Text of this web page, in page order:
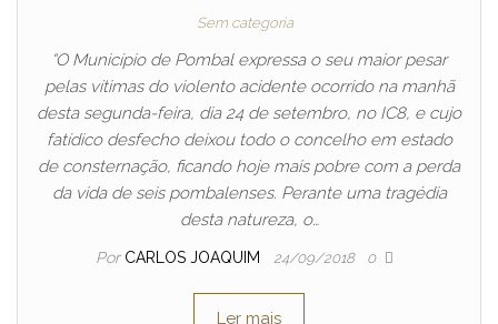
Sem categoria
“O Município de Pombal expressa o seu maior pesar
pelas vítimas do violento acidente ocorrido na manhã
desta segunda-feira, dia 24 de setembro, no IC8, e cujo
fatídico desfecho deixou todo o concelho em estado
de consternação, ficando hoje mais pobre com a perda
da vida de seis pombalenses. Perante uma tragédia
desta natureza, o…
Por CARLOS JOAQUIM 24/09/2018 0
Ler mais